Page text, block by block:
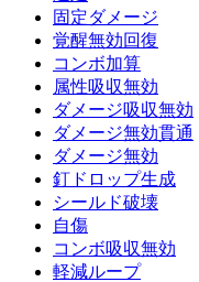
固定ダメージ
覚醒無効回復
コンボ加算
属性吸収無効
ダメージ吸収無効
ダメージ無効貫通
ダメージ無効
釘ドロップ生成
シールド破壊
自傷
コンボ吸収無効
軽減ループ